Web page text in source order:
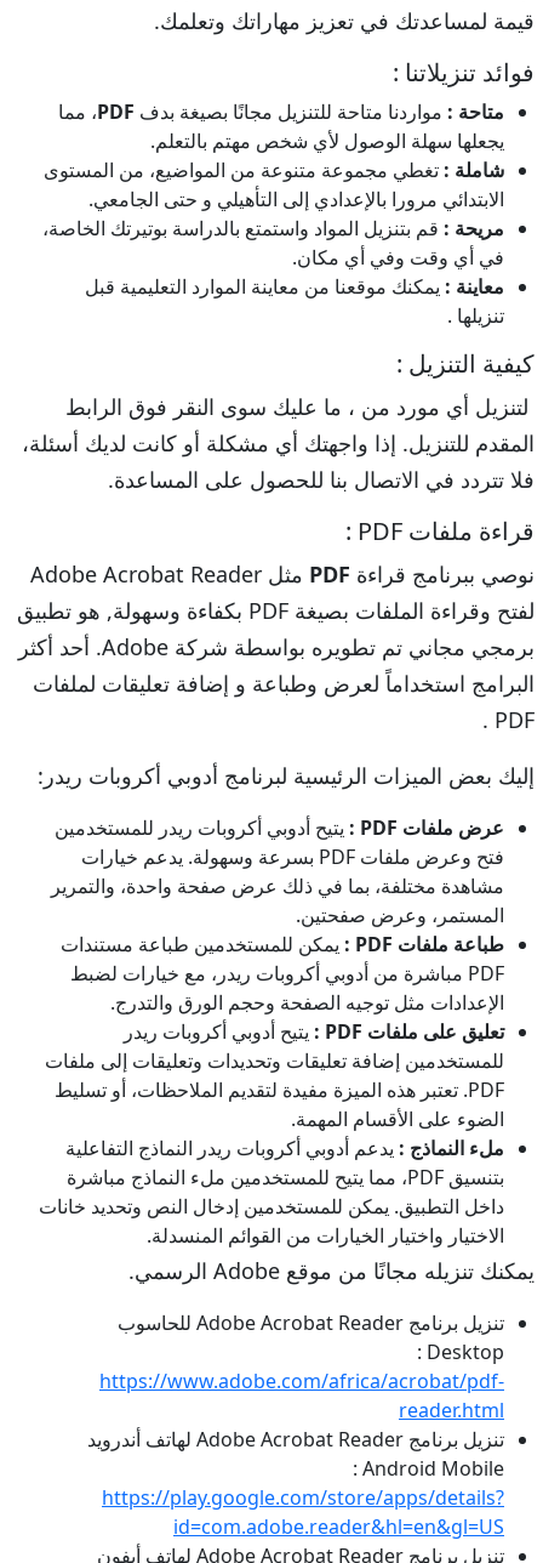
قيمة لمساعدتك في تعزيز مهاراتك وتعلمك.
فوائد تنزيلاتنا :
متاحة : مواردنا متاحة للتنزيل مجانًا بصيغة بدف PDF، مما
يجعلها سهلة الوصول لأي شخص مهتم بالتعلم.
شاملة : تغطي مجموعة متنوعة من المواضيع، من المستوى
الابتدائي مرورا بالإعدادي إلى التأهيلي و حتى الجامعي.
مريحة : قم بتنزيل المواد واستمتع بالدراسة بوتيرتك الخاصة،
في أي وقت وفي أي مكان.
معاينة : يمكنك موقعنا من معاينة الموارد التعليمية قبل
تنزيلها .
كيفية التنزيل :
لتنزيل أي مورد من ، ما عليك سوى النقر فوق الرابط
المقدم للتنزيل. إذا واجهتك أي مشكلة أو كانت لديك أسئلة،
فلا تتردد في الاتصال بنا للحصول على المساعدة.
قراءة ملفات PDF :
نوصي ببرنامج قراءة PDF
مثل Adobe Acrobat Reader
لفتح وقراءة الملفات بصيغة PDF بكفاءة وسهولة, هو تطبيق
برمجي مجاني تم تطويره بواسطة شركة Adobe. أحد أكثر
البرامج استخداماً لعرض وطباعة و إضافة تعليقات لملفات
PDF .
إليك بعض الميزات الرئيسية لبرنامج أدوبي أكروبات ريدر:
عرض ملفات PDF :
يتيح أدوبي أكروبات ريدر للمستخدمين
فتح وعرض ملفات PDF بسرعة وسهولة. يدعم خيارات
مشاهدة مختلفة، بما في ذلك عرض صفحة واحدة، والتمرير
المستمر، وعرض صفحتين.
طباعة ملفات PDF :
يمكن للمستخدمين طباعة مستندات
PDF مباشرة من أدوبي أكروبات ريدر، مع خيارات لضبط
الإعدادات مثل توجيه الصفحة وحجم الورق والتدرج.
تعليق على ملفات PDF :
يتيح أدوبي أكروبات ريدر
للمستخدمين إضافة تعليقات وتحديدات وتعليقات إلى ملفات
PDF. تعتبر هذه الميزة مفيدة لتقديم الملاحظات، أو تسليط
الضوء على الأقسام المهمة.
ملء النماذج : يدعم أدوبي أكروبات ريدر النماذج التفاعلية
بتنسيق PDF، مما يتيح للمستخدمين ملء النماذج مباشرة
داخل التطبيق. يمكن للمستخدمين إدخال النص وتحديد خانات
الاختيار واختيار الخيارات من القوائم المنسدلة.
يمكنك تنزيله مجانًا من موقع Adobe الرسمي.
تنزيل برنامج Adobe Acrobat Reader للحاسوب
Desktop :
https://www.adobe.com/africa/acrobat/pdf-
reader.html
تنزيل برنامج Adobe Acrobat Reader لهاتف أندرويد
Android Mobile :
https://play.google.com/store/apps/details?
id=com.adobe.reader&hl=en&gl=US
تنزيل برنامج Adobe Acrobat Reader لهاتف أيفون